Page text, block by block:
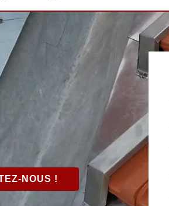
NOUS !